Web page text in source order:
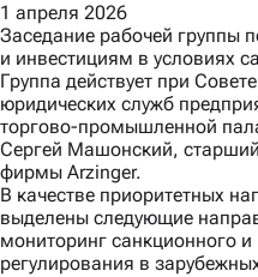
1 апреля 2026
Заседание рабочей группы
и инвестициям в условиях
Группа действует при
юридических служб
торгово-промышленной
Сергей Машонский,
фирмы Arzinger.
В качестве приоритетных
выделены следующие
мониторинг санкционного
регулирования в